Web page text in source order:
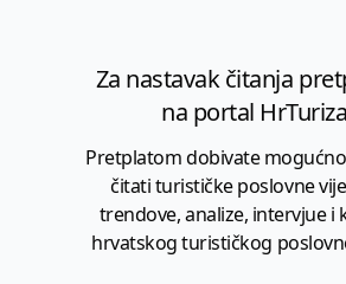
Za nastavak čitanja
na portal
Pretplatom dobivate
čitati turističke poslovne
trendove, analize, intervjue i
hrvatskog turističkog